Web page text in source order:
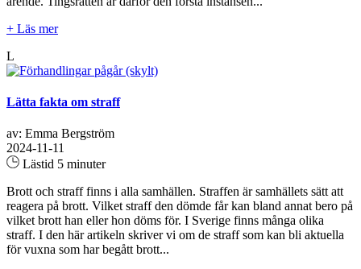
+ Läs mer
L
Lätta fakta om straff
av: Emma Bergström
2024-11-11
Lästid 5 minuter
Brott och straff finns i alla samhällen. Straffen är samhällets sätt att
reagera på brott. Vilket straff den dömde får kan bland annat bero på
vilket brott han eller hon döms för. I Sverige finns många olika
straff. I den här artikeln skriver vi om de straff som kan bli aktuella
för vuxna som har begått brott...